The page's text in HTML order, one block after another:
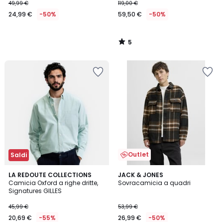
49,99 €
24,99 € -50%
119,00 €
59,50 € -50%
5
/
Saldi
LA REDOUTE COLLECTIONS
Camicia Oxford a righe dritte,
Signatures GILLES
45,99 €
20,69 € -55%
5
/
5
Outlet
JACK & JONES
Sovracamicia a quadri
53,99 €
26,99 € -50%